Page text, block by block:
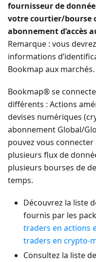
fournisseur de
votre courtier/bourse
abonnement d’accès
Remarque : vous
informations
Bookmap aux marchés.
Bookmap® se
différents : Actions
devises numériques
abonnement Global/
pouvez vous
plusieurs flux de
plusieurs bourses de
temps.
Découvrez la liste
fournis par les
traders en actions
traders en crypto-
Consultez la liste